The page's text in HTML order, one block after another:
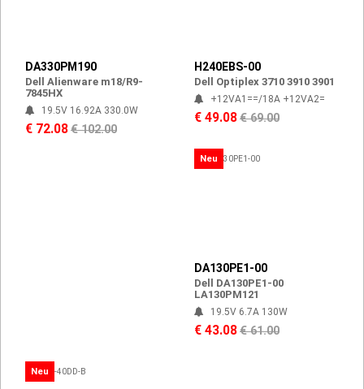
DA330PM190
Dell Alienware m18/R9-
7845HX
19.5V 16.92A 330.0W
€ 72.08€ 102.00
H240EBS-00
Dell Optiplex 3710 3910 3901
+12VA1==/18A +12VA2=
€ 49.08€ 69.00
Neu
DA130PE1-00
Dell DA130PE1-00
LA130PM121
19.5V 6.7A 130W
€ 43.08€ 61.00
Neu